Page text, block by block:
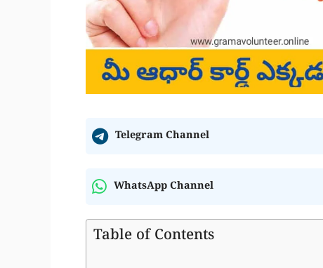
Telegram Channel
WhatsApp Channel
Table of Contents